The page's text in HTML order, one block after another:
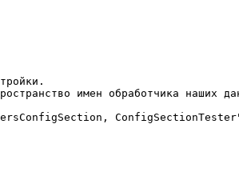
имен обработчика наших